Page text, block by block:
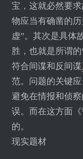
宝，这就必然要
物应当有确凿的
虚”。其次是具体
胜，也就是所谓
符合间谍和反间谍
范。问题的关键
避免在情报和侦
误。而在这方面
的。
现实题材